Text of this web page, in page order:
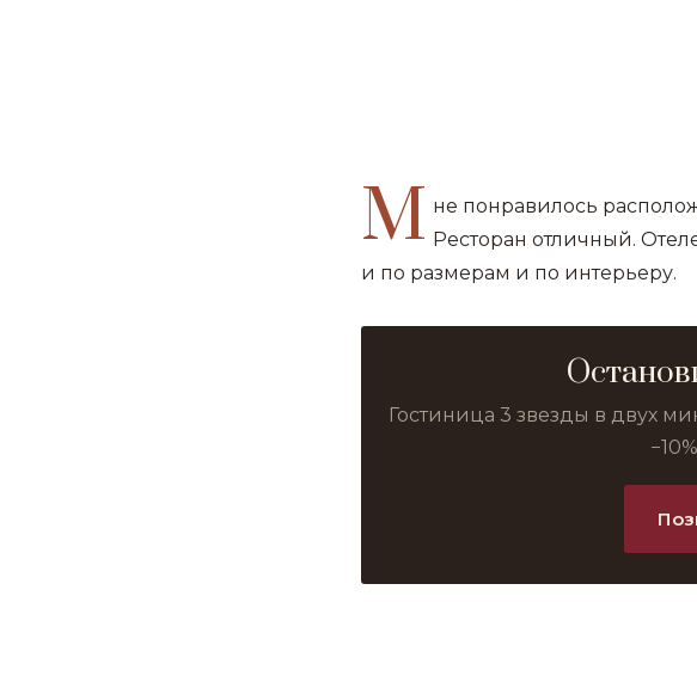
М не понравилось
Ресторан отличный.
и по размерам и по интерьеру.
Гостиница 3 звезды в двух